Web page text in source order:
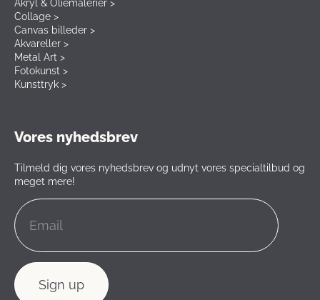
Akryl & Oliemalerier >
Collage >
Canvas billeder >
Akvareller >
Metal Art >
Fotokunst >
Kunsttryk >
Vores nyhedsbrev
Tilmeld dig vores nyhedsbrev og udnyt vores specialtilbud og
meget mere!